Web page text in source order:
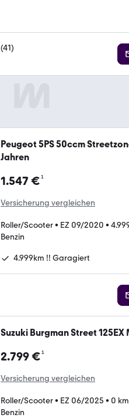
(41)
Peugeot 5PS 50ccm
Jahren
1.547 €¹
Versicherung vergleichen
Roller/Scooter• EZ 09/2020 •
Benzin
4.999km !! Garagiert
Suzuki Burgman Street
2.799 €¹
Versicherung vergleichen
Roller/Scooter• EZ 06/2025 • 0 km
Benzin